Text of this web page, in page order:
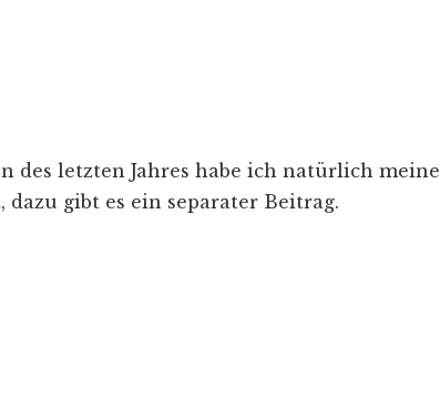
des letzten Jahres habe ich natürlich meine
gibt es ein separater Beitrag.